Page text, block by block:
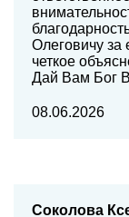
Олеговичу за
четкое
Дай Вам Бог
08.06.2026
Соколова